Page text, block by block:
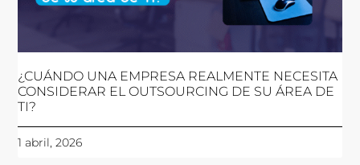
¿CUÁNDO UNA EMPRESA REALMENTE NECESITA
CONSIDERAR EL OUTSOURCING DE SU ÁREA DE
TI?
1 abril, 2026